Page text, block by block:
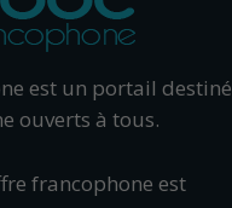
est un portail destiné
ouverts à tous.
francophone est